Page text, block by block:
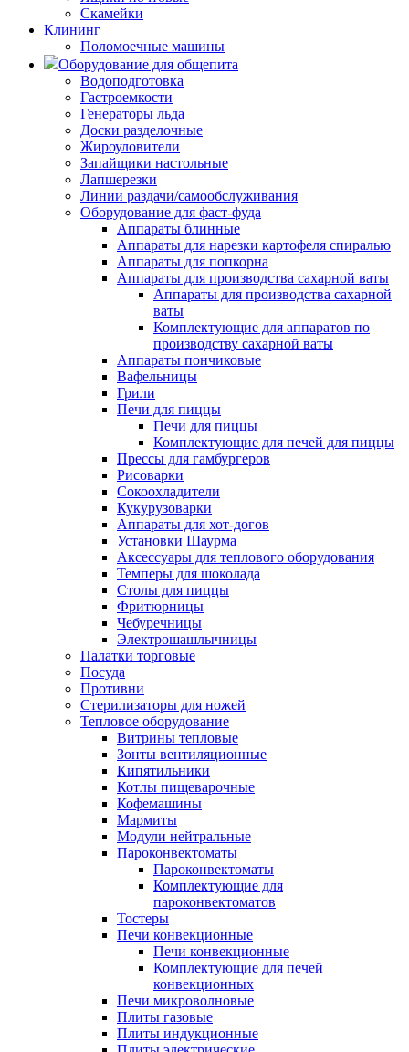
Скамейки
Клининг
Поломоечные машины
Оборудование для общепита
Водоподготовка
Гастроемкости
Генераторы льда
Доски разделочные
Жироуловители
Запайщики настольные
Лапшерезки
Линии раздачи/самообслуживания
Оборудование для фаст-фуда
Аппараты блинные
Аппараты для нарезки картофеля спиралью
Аппараты для попкорна
Аппараты для производства сахарной ваты
Аппараты для производства сахарной
ваты
Комплектующие для аппаратов по
производству сахарной ваты
Аппараты пончиковые
Вафельницы
Грили
Печи для пиццы
Печи для пиццы
Комплектующие для печей для пиццы
Прессы для гамбургеров
Рисоварки
Сокоохладители
Кукурузоварки
Аппараты для хот-догов
Установки Шаурма
Аксессуары для теплового оборудования
Темперы для шоколада
Столы для пиццы
Фритюрницы
Чебуречницы
Электрошашлычницы
Палатки торговые
Посуда
Противни
Стерилизаторы для ножей
Тепловое оборудование
Витрины тепловые
Зонты вентиляционные
Кипятильники
Котлы пищеварочные
Кофемашины
Мармиты
Модули нейтральные
Пароконвектоматы
Пароконвектоматы
Комплектующие для
пароконвектоматов
Тостеры
Печи конвекционные
Печи конвекционные
Комплектующие для печей
конвекционных
Печи микроволновые
Плиты газовые
Плиты индукционные